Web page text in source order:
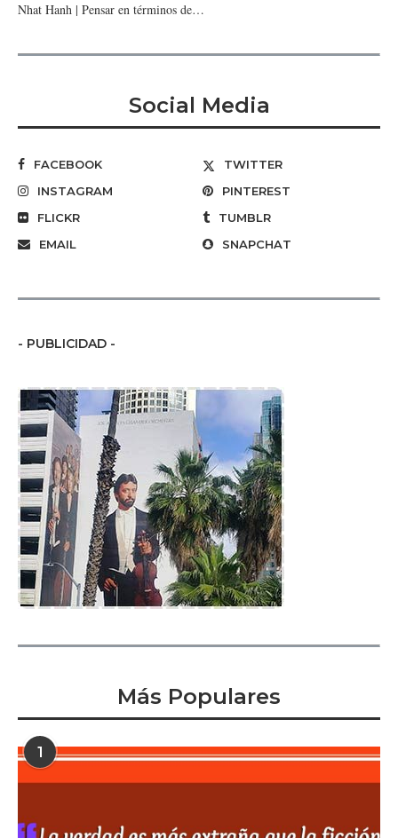
Nhat Hanh | Pensar en términos de…
Social Media
FACEBOOK
TWITTER
INSTAGRAM
PINTEREST
FLICKR
TUMBLR
EMAIL
SNAPCHAT
- PUBLICIDAD -
Más Populares
1